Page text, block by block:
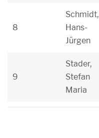
8
Schmidt,
Hans-
Jürgen
9
Stader,
Stefan
Maria